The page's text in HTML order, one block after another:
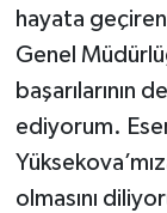
hayata
Genel
başarılarının
ediyorum.
olmasını